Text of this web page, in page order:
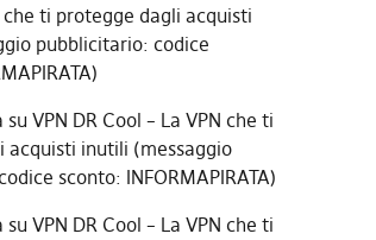
che ti protegge dagli acquisti
pubblicitario: codice
su VPN DR Cool – La VPN che ti
acquisti inutili (messaggio
sconto: INFORMAPIRATA)
su VPN DR Cool – La VPN che ti